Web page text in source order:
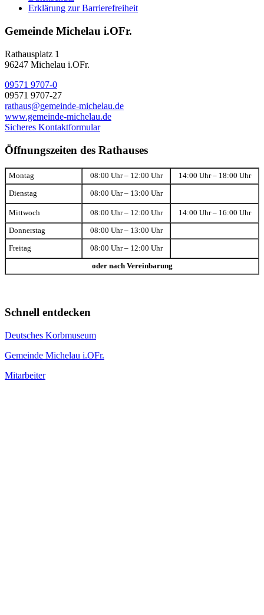
Erklärung zur Barrierefreiheit
Gemeinde Michelau i.OFr.
Rathausplatz 1
96247 Michelau i.OFr.
09571 9707-0
09571 9707-27
rathaus@gemeinde-michelau.de
www.gemeinde-michelau.de
Sicheres Kontaktformular
Öffnungszeiten des Rathauses
Montag 08:00 Uhr – 12:00 Uhr 14:00 Uhr – 18:00 Uhr
Dienstag 08:00 Uhr – 13:00 Uhr
Mittwoch 08:00 Uhr – 12:00 Uhr 14:00 Uhr – 16:00 Uhr
Donnerstag 08:00 Uhr – 13:00 Uhr
Freitag 08:00 Uhr – 12:00 Uhr
oder nach Vereinbarung
Schnell entdecken
Deutsches Korbmuseum
Gemeinde Michelau i.OFr.
Mitarbeiter